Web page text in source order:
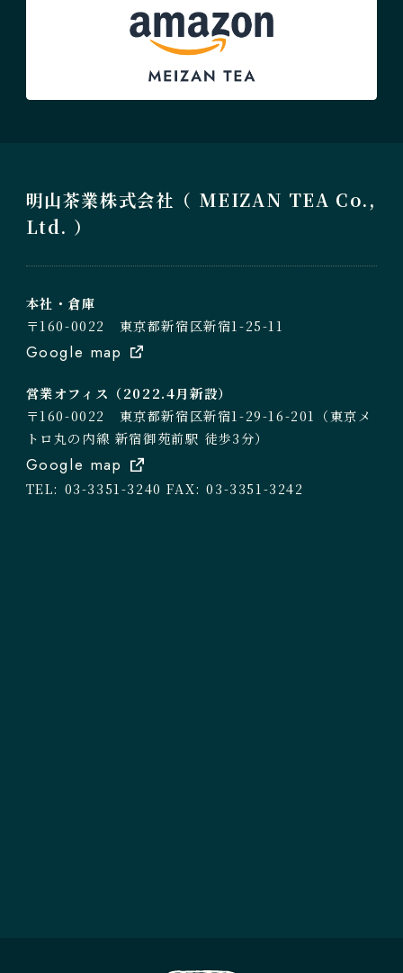
明山茶業株式会社（ MEIZAN TEA Co.,
Ltd. ）
本社・倉庫
〒160-0022 東京都新宿区新宿1-25-11
Google map
営業オフィス（2022.4月新設）
〒160-0022 東京都新宿区新宿1-29-16-201（東京メ
トロ丸の内線 新宿御苑前駅 徒歩3分）
Google map
TEL: 03-3351-3240 FAX: 03-3351-3242